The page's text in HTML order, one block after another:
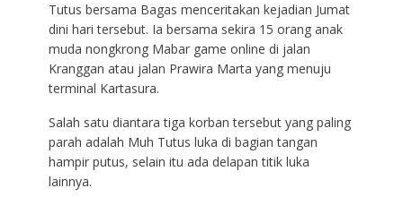
Tutus bersama Bagas menceritakan kejadian Jumat
dini hari tersebut. Ia bersama sekira 15 orang anak
muda nongkrong Mabar game online di jalan
Kranggan atau jalan Prawira Marta yang menuju
terminal Kartasura.
Salah satu diantara tiga korban tersebut yang paling
parah adalah Muh Tutus luka di bagian tangan
hampir putus, selain itu ada delapan titik luka
lainnya.